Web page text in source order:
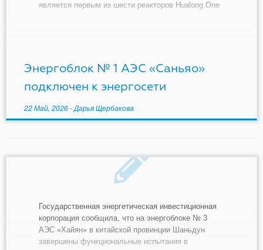
является первым из шести реакторов Hualong One
Энергоблок № 1 АЭС «Саньяо»
подключен к энергосети
22 Май, 2026-Дарья Щербакова
Государственная энергетическая инвестиционная
корпорация сообщила, что на энергоблоке № 3
АЭС «Хайян» в китайской провинции Шаньдун
завершены функциональные испытания в